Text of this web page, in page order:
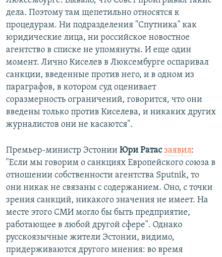
дела. Поэтому там щепетильно относятся к
процедурам. Ни подразделения "Спутника" как
юридические лица, ни российское новостное
агентство в списке не упомянуты. И еще один
момент. Лично Киселев в Люксембурге оспаривал
санкции, введенные против него, и в одном из
параграфов, в котором суд оценивает
соразмерность ограничений, говорится, что они
введены только против Киселева, и никаких других
журналистов они не касаются".
Премьер-министр Эстонии Юри Ратас заявил:
"Если мы говорим о санкциях Европейского союза в
отношении собственности агентства Sputnik, то
они никак не связаны с содержанием. Оно, с точки
зрения санкций, никакого значения не имеет. На
месте этого СМИ могло бы быть предприятие,
работающее в любой другой сфере". Однако
русскоязычные жители Эстонии, видимо,
придерживаются другого мнения: во время